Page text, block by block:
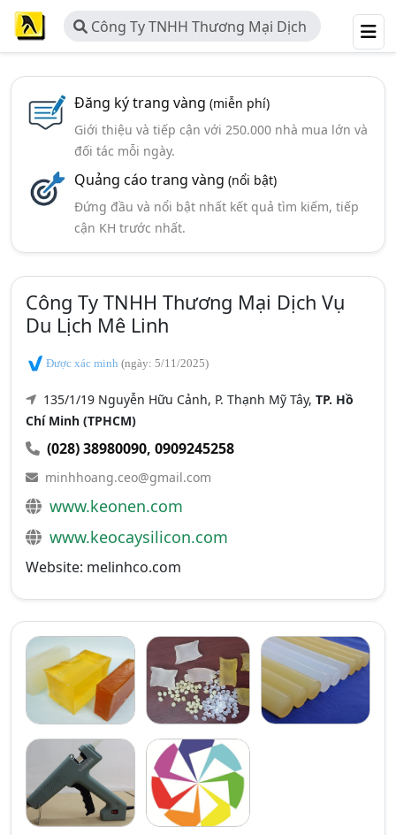
Công Ty TNHH Thương Mại Dịch
Vụ Du Lịch Mê Linh
Đăng ký trang vàng (miễn phí)
Giới thiệu và tiếp cận với 250.000 nhà mua lớn và
đối tác mỗi ngày.
Quảng cáo trang vàng (nổi bật)
Đứng đầu và nổi bật nhất kết quả tìm kiếm, tiếp
cận KH trước nhất.
Công Ty TNHH Thương Mại Dịch Vụ
Du Lịch Mê Linh
Được xác minh (ngày: 5/11/2025)
135/1/19 Nguyễn Hữu Cảnh, P. Thạnh Mỹ Tây, TP. Hồ
Chí Minh (TPHCM)
(028) 38980090, 0909245258
minhhoang.ceo@gmail.com
www.keonen.com
www.keocaysilicon.com
Website: melinhco.com